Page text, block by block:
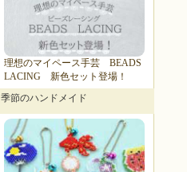
理想のマイペース手芸 BEADS
LACING 新色セット登場！
季節のハンドメイド